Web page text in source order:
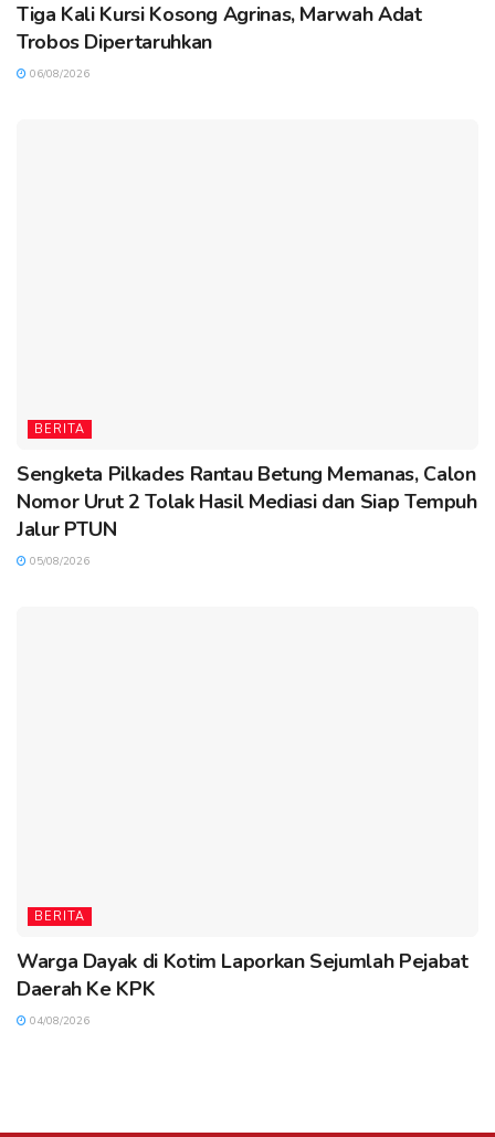
Tiga Kali Kursi Kosong Agrinas, Marwah Adat
Trobos Dipertaruhkan
06/08/2026
BERITA
Sengketa Pilkades Rantau Betung Memanas, Calon
Nomor Urut 2 Tolak Hasil Mediasi dan Siap Tempuh
Jalur PTUN
05/08/2026
BERITA
Warga Dayak di Kotim Laporkan Sejumlah Pejabat
Daerah Ke KPK
04/08/2026